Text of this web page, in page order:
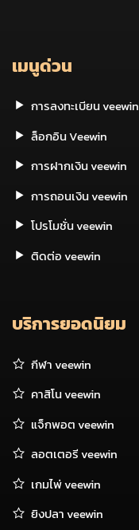
เมนูด่วน
การลงทะเบียน veewin
ล็อกอิน Veewin
การฝากเงิน veewin
การถอนเงิน veewin
โปรโมชั่น veewin
ติดต่อ veewin
บริการยอดนิยม
กีฬา veewin
คาสิโน veewin
แจ็กพอต veewin
ลอตเตอรี veewin
เกมไพ่ veewin
ยิงปลา veewin